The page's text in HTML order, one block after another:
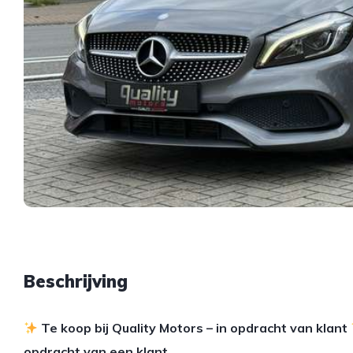
Beschrijving
Te koop bij Quality Motors – in opdracht van klant